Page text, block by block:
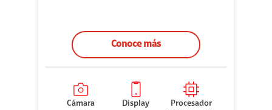
Conoce más
Cámara
Display
Procesador